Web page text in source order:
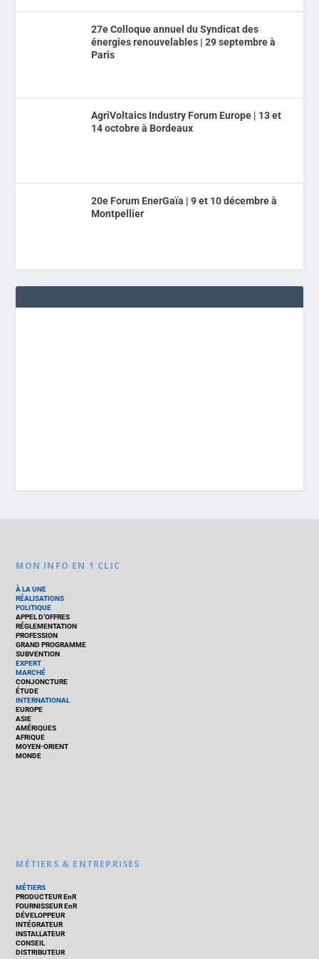
27e Colloque annuel du Syndicat des
énergies renouvelables | 29 septembre à
Paris
AgriVoltaics Industry Forum Europe | 13 et
14 octobre à Bordeaux
20e Forum EnerGaïa | 9 et 10 décembre à
Montpellier
MON INFO EN 1 CLIC
À LA UNE
RÉALISATIONS
POLITIQUE
APPEL D’OFFRES
RÉGLEMENTATION
PROFESSION
GRAND PROGRAMME
SUBVENTION
EXPERT
MARCHÉ
CONJONCTURE
ÉTUDE
INTERNATIONAL
EUROPE
ASIE
AMÉRIQUES
AFRIQUE
MOYEN-ORIENT
MONDE
MÉTIERS & ENTREPRISES
MÉTIERS
PRODUCTEUR EnR
FOURNISSEUR EnR
DÉVELOPPEUR
INTÉGRATEUR
INSTALLATEUR
CONSEIL
DISTRIBUTEUR